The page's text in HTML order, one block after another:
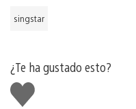
singstar
¿Te ha gustado esto?
Me
gusta